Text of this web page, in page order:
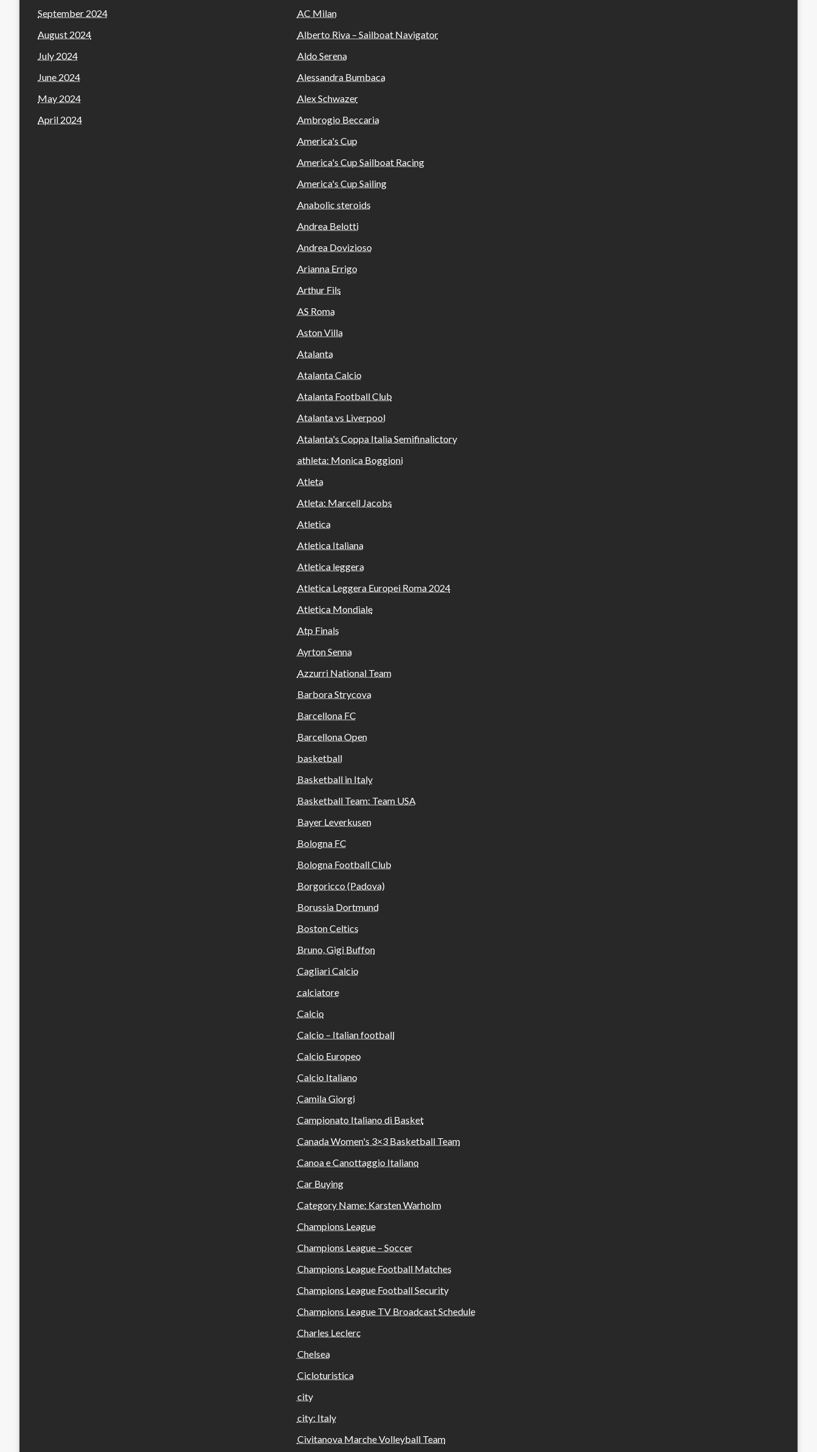
September 2024
August 2024
July 2024
June 2024
May 2024
April 2024
AC Milan
Alberto Riva – Sailboat Navigator
Aldo Serena
Alessandra Bumbaca
Alex Schwazer
Ambrogio Beccaria
America's Cup
America's Cup Sailboat Racing
America's Cup Sailing
Anabolic steroids
Andrea Belotti
Andrea Dovizioso
Arianna Errigo
Arthur Fils
AS Roma
Aston Villa
Atalanta
Atalanta Calcio
Atalanta Football Club
Atalanta vs Liverpool
Atalanta's Coppa Italia Semifinalictory
athleta: Monica Boggioni
Atleta
Atleta: Marcell Jacobs
Atletica
Atletica Italiana
Atletica leggera
Atletica Leggera Europei Roma 2024
Atletica Mondiale
Atp Finals
Ayrton Senna
Azzurri National Team
Barbora Strycova
Barcellona FC
Barcellona Open
basketball
Basketball in Italy
Basketball Team: Team USA
Bayer Leverkusen
Bologna FC
Bologna Football Club
Borgoricco (Padova)
Borussia Dortmund
Boston Celtics
Bruno, Gigi Buffon
Cagliari Calcio
calciatore
Calcio
Calcio – Italian football
Calcio Europeo
Calcio Italiano
Camila Giorgi
Campionato Italiano di Basket
Canada Women's 3×3 Basketball Team
Canoa e Canottaggio Italiano
Car Buying
Category Name: Karsten Warholm
Champions League
Champions League – Soccer
Champions League Football Matches
Champions League Football Security
Champions League TV Broadcast Schedule
Charles Leclerc
Chelsea
Cicloturistica
city
city: Italy
Civitanova Marche Volleyball Team